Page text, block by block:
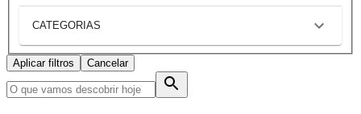
CATEGORIAS
Aplicar filtros Cancelar